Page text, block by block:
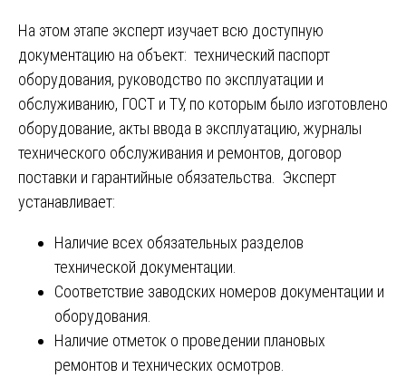
На этом этапе эксперт изучает всю доступную
документацию на объект: технический паспорт
оборудования, руководство по эксплуатации и
обслуживанию, ГОСТ и ТУ, по которым было изготовлено
оборудование, акты ввода в эксплуатацию, журналы
технического обслуживания и ремонтов, договор
поставки и гарантийные обязательства. Эксперт
устанавливает:
Наличие всех обязательных разделов
технической документации.
Соответствие заводских номеров документации и
оборудования.
Наличие отметок о проведении плановых
ремонтов и технических осмотров.